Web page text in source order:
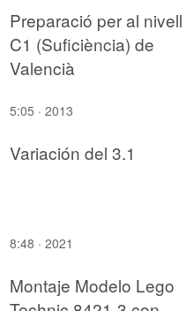
Preparació per al nivell
C1 (Suficiència) de
Valencià
5:05 · 2013
Variación del 3.1
8:48 · 2021
Montaje Modelo Lego